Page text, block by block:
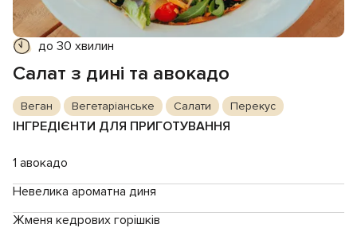
до 30 хвилин
Салат з дині та авокадо
Веган Вегетаріанське Салати Перекус
ІНГРЕДІЄНТИ ДЛЯ ПРИГОТУВАННЯ
1 авокадо
Невелика ароматна диня
Жменя кедрових горішків